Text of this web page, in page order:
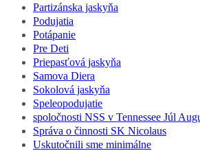
Partizánska jaskyňa
Podujatia
Potápanie
Pre Deti
Priepasťová jaskyňa
Samova Diera
Sokolová jaskyňa
Speleopodujatie
spoločnosti NSS v Tennessee Júl
Správa o činnosti SK Nicolaus
Uskutočnili sme minimálne